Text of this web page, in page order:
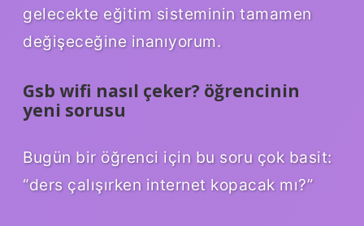
gelecekte eğitim sisteminin tamamen
değişeceğine inanıyorum.
Gsb wifi nasıl çeker? öğrencinin
yeni sorusu
Bugün bir öğrenci için bu soru çok basit:
“ders çalışırken internet kopacak mı?”